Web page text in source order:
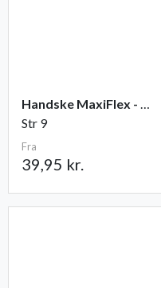
Handske MaxiFlex - Ultimate
Str 9
Fra
39,95 kr.